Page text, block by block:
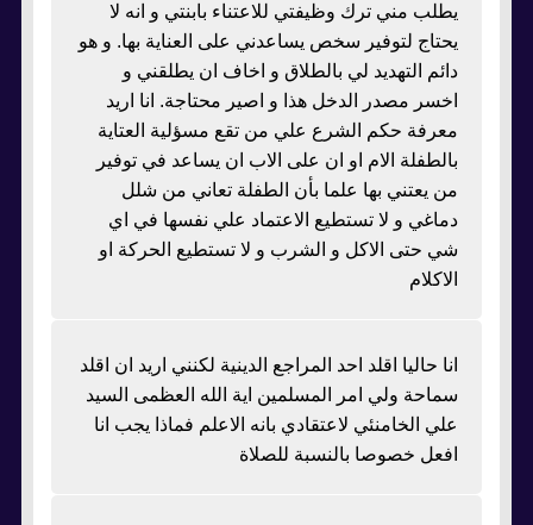
يطلب مني ترك وظيفتي للاعتناء بابنتي و انه لا
يحتاج لتوفير سخص يساعدني على العناية بها. و هو
دائم التهديد لي بالطلاق و اخاف ان يطلقني و
اخسر مصدر الدخل هذا و اصير محتاجة. انا اريد
معرفة حكم الشرع علي من تقع مسؤلية العتاية
بالطفلة الام او ان على الاب ان يساعد في توفير
من يعتني بها علما بأن الطفلة تعاني من شلل
دماغي و لا تستطيع الاعتماد علي نفسها في اي
شي حتى الاكل و الشرب و لا تستطيع الحركة او
الاكلام
انا حاليا اقلد احد المراجع الدينية لكنني اريد ان اقلد
سماحة ولي امر المسلمين اية الله العظمى السيد
علي الخامنئي لاعتقادي بانه الاعلم فماذا يجب انا
افعل خصوصا بالنسبة للصلاة